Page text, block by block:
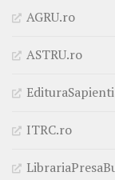
AGRU.ro
ASTRU.ro
ITRC.ro